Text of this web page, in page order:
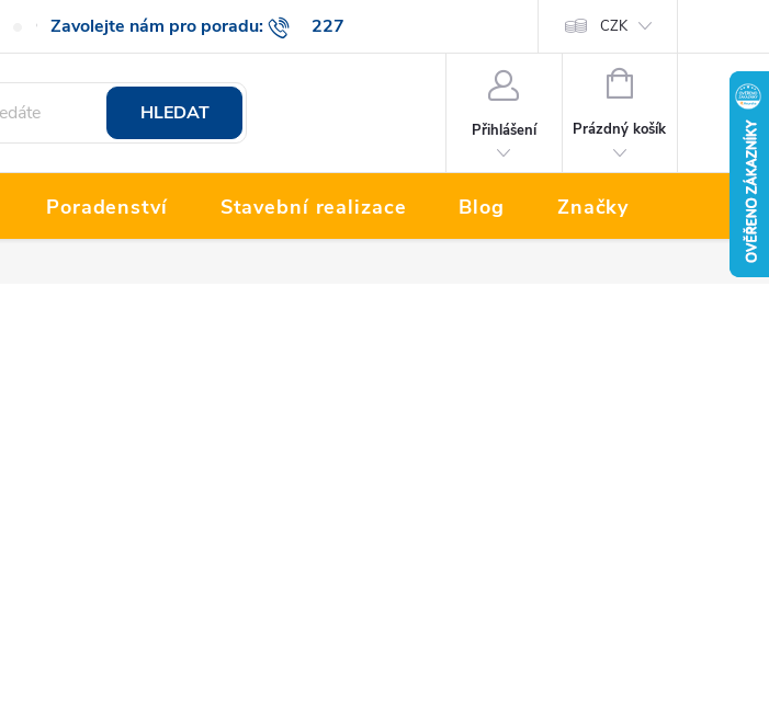
227
777 222
O nás Hodnocení obchodu Prodávané značky CZK
HLEDAT
Přihlášení
NÁKUPNÍ
Prázdný košík
Poradenství Stavební realizace Blog Značky